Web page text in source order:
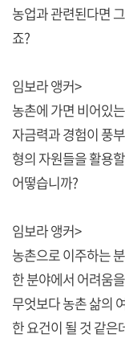
농업과 관련된다면
죠?
임보라 앵커>
농촌에 가면 비어있
자금력과 경험이 풍
형의 자원들을 활용
어떻습니까?
임보라 앵커>
농촌으로 이주하는
한 분야에서 어려움
무엇보다 농촌 삶의
한 요건이 될 것 같은